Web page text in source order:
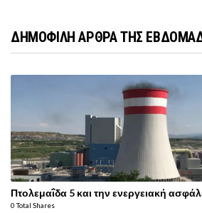
ΔΗΜΟΦΙΛΗ ΑΡΘΡΑ ΤΗΣ
Πτολεμαΐδα 5 και την ενεργειακή
0 Total Shares